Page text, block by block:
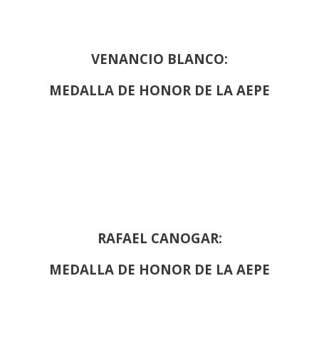
VENANCIO BLANCO:
MEDALLA DE HONOR DE LA AEPE
RAFAEL CANOGAR:
MEDALLA DE HONOR DE LA AEPE